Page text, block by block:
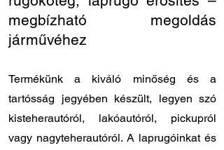
megbízható megoldás
járművéhez
Termékünk a kiváló minőség és a
tartósság jegyében készült, legyen szó
kisteherautóról, lakóautóról, pickupról
vagy nagyteherautóról. A laprugóinkat és